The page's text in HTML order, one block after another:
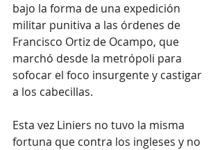
bajo la forma de una expedición
militar punitiva a las órdenes de
Francisco Ortiz de Ocampo, que
marchó desde la metrópoli para
sofocar el foco insurgente y castigar
a los cabecillas.
Esta vez Liniers no tuvo la misma
fortuna que contra los ingleses y no